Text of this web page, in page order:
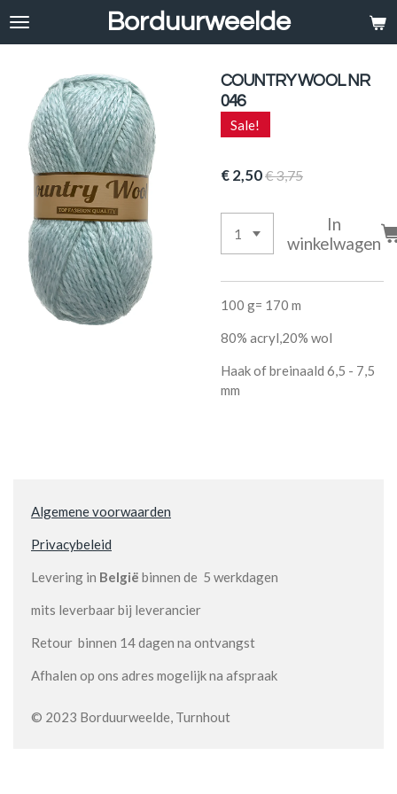
Ga
hoofdinhoud
Borduurweelde
COUNTRY WOOL NR
046
Sale!
€ 2,50€ 3,75
In
winkelwagen
100 g= 170 m
80% acryl,20% wol
Haak of breinaald 6,5 - 7,5
mm
Algemene voorwaarden
Privacybeleid
Levering in België binnen de 5 werkdagen
mits leverbaar bij leverancier
Retour binnen 14 dagen na ontvangst
Afhalen op ons adres mogelijk na afspraak
© 2023 Borduurweelde, Turnhout